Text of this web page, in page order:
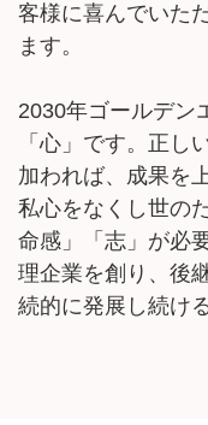
客様に喜んでいた
ます。
2030年ゴールデン
「心」です。正し
加われば、成果を
私心をなくし世の
命感」「志」が必
理企業を創り、後
続的に発展し続け